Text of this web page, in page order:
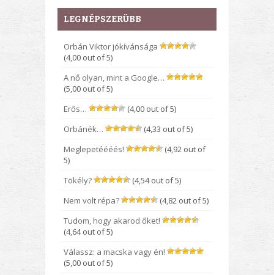
LEGNÉPSZERÜBB
Orbán Viktor jókívánsága
(4,00 out of 5)
A nő olyan, mint a Google…
(5,00 out of 5)
Erős…
(4,00 out of 5)
Orbánék…
(4,33 out of 5)
Meglepetéééés!
(4,92 out of
5)
Tökély?
(4,54 out of 5)
Nem volt répa?
(4,82 out of 5)
Tudom, hogy akarod őket!
(4,64 out of 5)
Válassz: a macska vagy én!
(5,00 out of 5)